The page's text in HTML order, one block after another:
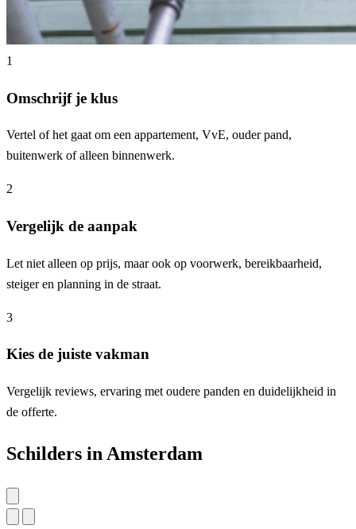
Hoe werkt het?
1
Omschrijf je klus
Vertel of het gaat om een appartement, VvE, ouder pand,
buitenwerk of alleen binnenwerk.
2
Vergelijk de aanpak
Let niet alleen op prijs, maar ook op voorwerk, bereikbaarheid,
steiger en planning in de straat.
3
Kies de juiste vakman
Vergelijk reviews, ervaring met oudere panden en duidelijkheid in
de offerte.
Schilders in Amsterdam